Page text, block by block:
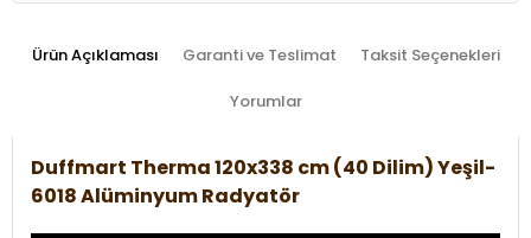
Ürün Açıklaması Garanti ve Teslimat Taksit Seçenekleri
Yorumlar
Duffmart Therma 120x338 cm (40 Dilim) Yeşil-
6018 Alüminyum Radyatör